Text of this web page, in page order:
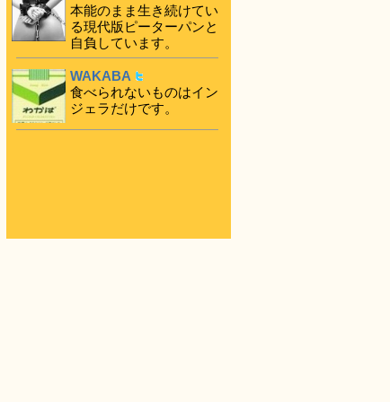
本能のまま生き続けてい
る現代版ピーターパンと
自負しています。
WAKABA
食べられないものはイン
ジェラだけです。